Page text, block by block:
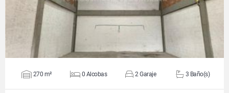
270 m² 0 Alcobas 2 Garaje 3 Baño(s)